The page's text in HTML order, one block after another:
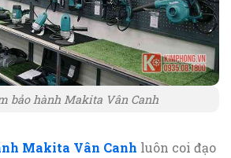
bảo hành Makita Vân Canh
Makita Vân Canh luôn coi đạo